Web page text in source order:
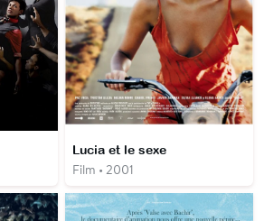
Lucia et le sexe
Film • 2001